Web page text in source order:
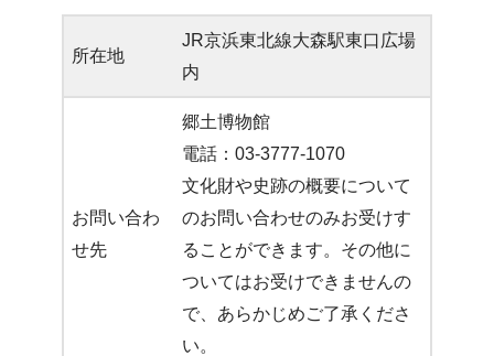
所在地
JR京浜東北線大森駅東口広場
内
お問い合わ
せ先
郷土博物館
電話：03-3777-1070
文化財や史跡の概要について
のお問い合わせのみお受けす
ることができます。その他に
ついてはお受けできませんの
で、あらかじめご了承くださ
い。